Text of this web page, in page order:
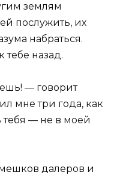
землям
послужить, их
набраться.
тебе назад.
— говорит
мне три года, как
тебя — не в моей
далеров и